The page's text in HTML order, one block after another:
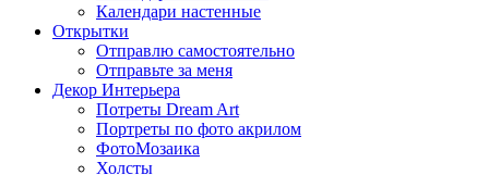
Календари настенные
Открытки
Отправлю самостоятельно
Отправьте за меня
Декор Интерьера
Потреты Dream Art
Портреты по фото акрилом
ФотоМозаика
Холсты